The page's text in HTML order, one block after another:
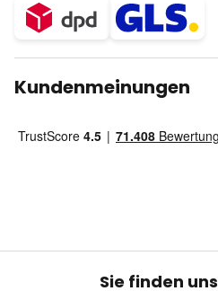
Kundenmeinungen
Sie finden